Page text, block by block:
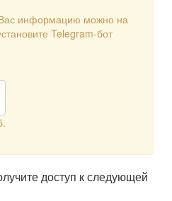
информацию можно на
Telegram-бот
доступ к следующей